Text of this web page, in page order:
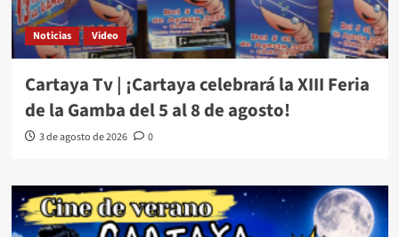
Noticias Video
Cartaya Tv | ¡Cartaya celebrará la XIII Feria
de la Gamba del 5 al 8 de agosto!
3 de agosto de 2026 0